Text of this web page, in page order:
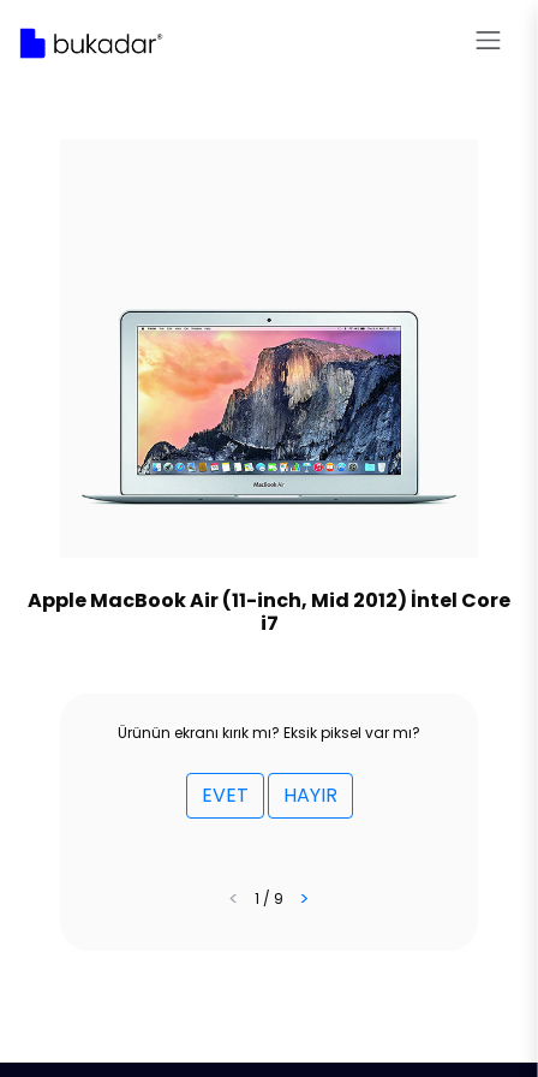
Apple MacBook Air (11-inch, Mid 2012) İntel Core
i7
Ürünün ekranı kırık mı? Eksik piksel var mı?
EVET HAYIR
< 1 / 9 >